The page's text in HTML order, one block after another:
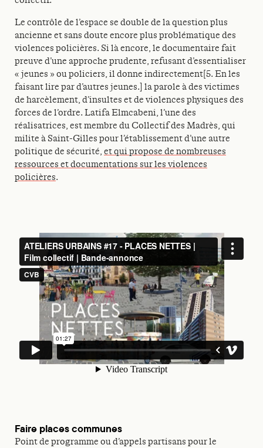
Le contrôle de l’espace se double de la question plus
ancienne et sans doute encore plus problématique des
violences policières. Si là encore, le documentaire fait
preuve d’une approche prudente, refusant d’essentialiser
« jeunes » ou policiers, il donne indirectement[5. En les
faisant lire par d’autres jeunes.] la parole à des victimes
de harcèlement, d’insultes et de violences physiques des
forces de l’ordre. Latifa Elmcabeni, l’une des
réalisatrices, est membre du Collectif des Madrès, qui
milite à Saint-Gilles pour l’établissement d’une autre
politique de sécurité, et qui propose de nombreuses
ressources et documentations sur les violences
policières.
Faire places communes
Point de programme ou d’appels partisans pour le